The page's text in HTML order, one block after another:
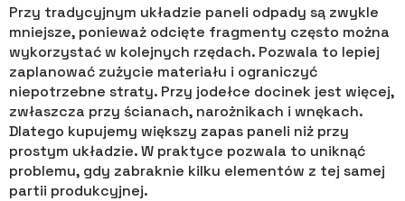
Przy tradycyjnym układzie paneli odpady są zwykle
mniejsze, ponieważ odcięte fragmenty często można
wykorzystać w kolejnych rzędach. Pozwala to lepiej
zaplanować zużycie materiału i ograniczyć
niepotrzebne straty. Przy jodełce docinek jest więcej,
zwłaszcza przy ścianach, narożnikach i wnękach.
Dlatego kupujemy większy zapas paneli niż przy
prostym układzie. W praktyce pozwala to uniknąć
problemu, gdy zabraknie kilku elementów z tej samej
partii produkcyjnej.